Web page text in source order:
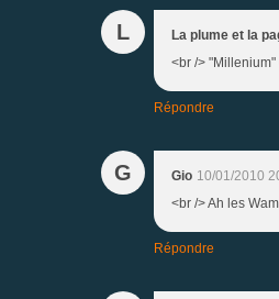
L La plume et la
<br />
Répondre
G Gio 10/01/2010
<br /> Ah les
Répondre